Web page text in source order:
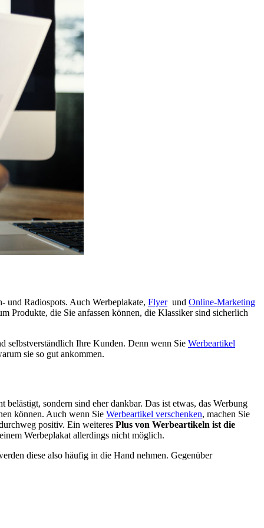
und Radiospots. Auch Werbeplakate, Flyerund Online-Marketing
Produkte, die Sie anfassen können, die Klassiker sind sicherlich
selbstverständlich Ihre Kunden. Denn wenn Sie Werbeartikel
sie so gut ankommen.
sondern sind eher dankbar. Das ist etwas, das Werbung
können. Auch wenn Sie Werbeartikel verschenken, machen Sie
positiv. Ein weiteres Plus von Werbeartikeln ist die
Werbeplakat allerdings nicht möglich.
diese also häufig in die Hand nehmen. Gegenüber